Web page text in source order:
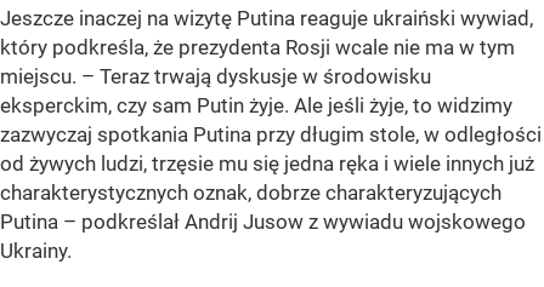
Jeszcze inaczej na wizytę Putina reaguje ukraiński wywiad,
który podkreśla, że prezydenta Rosji wcale nie ma w tym
miejscu. – Teraz trwają dyskusje w środowisku
eksperckim, czy sam Putin żyje. Ale jeśli żyje, to widzimy
zazwyczaj spotkania Putina przy długim stole, w odległości
od żywych ludzi, trzęsie mu się jedna ręka i wiele innych już
charakterystycznych oznak, dobrze charakteryzujących
Putina – podkreślał Andrij Jusow z wywiadu wojskowego
Ukrainy.